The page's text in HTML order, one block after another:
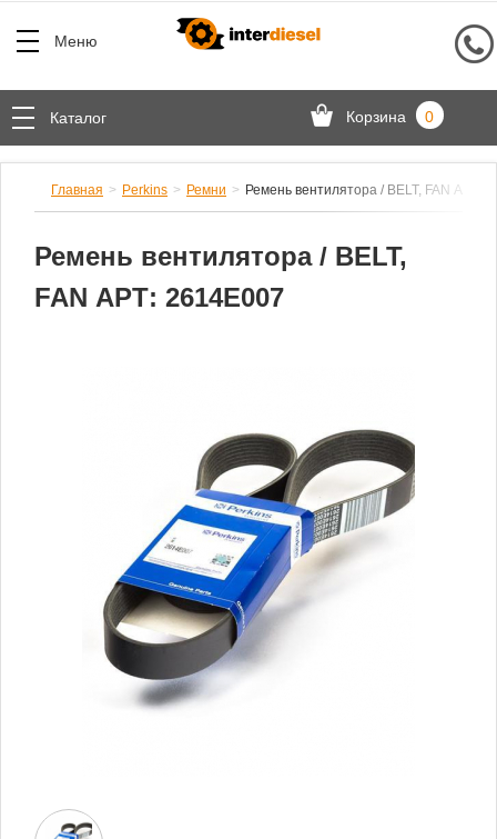
Меню
Каталог Корзина 0
Главная Perkins Ремни Ремень вентилятора / BELT, FAN АРТ:
Ремень вентилятора / BELT,
FAN АРТ: 2614E007